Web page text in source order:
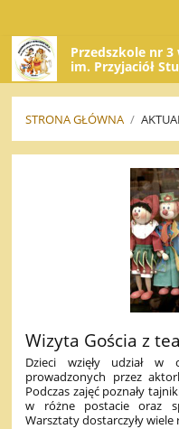
Przedszkole nr
im. Przyjaciół
STRONA GŁÓWNA /
AKTUALNOŚCI
Wizyta Gościa z
Dzieci wzięły udział w
prowadzonych przez
Podczas zajęć poznały
w różne postacie oraz
Warsztaty dostarczyły